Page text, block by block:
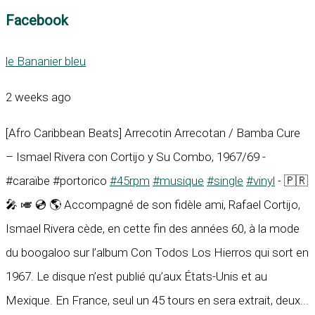
Facebook
le Bananier bleu
2 weeks ago
[Afro Caribbean Beats] Arrecotin Arrecotan / Bamba Cure
– Ismael Rivera con Cortijo y Su Combo, 1967/69 -
#caraïbe #portorico #45rpm #musique #single #vinyl - 🇵🇷
🎤 🎺 💿 🌎 Accompagné de son fidèle ami, Rafael Cortijo,
Ismael Rivera cède, en cette fin des années 60, à la mode
du boogaloo sur l’album Con Todos Los Hierros qui sort en
1967. Le disque n’est publié qu’aux États-Unis et au
Mexique. En France, seul un 45 tours en sera extrait, deux...